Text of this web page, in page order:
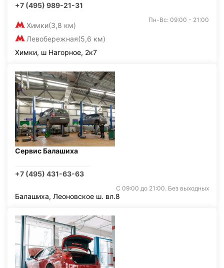
+7 (495) 989-21-31
Химки(3,8 км)
Левобережная(5,6 км)
Пн-Вс: 09:00 - 21:00
Химки, ш Нагорное, 2к7
Сервис Балашиха
+7 (495) 431-63-63
С 09:00 до 21:00. Без выходных
Балашиха, Леоновское ш. вл.8